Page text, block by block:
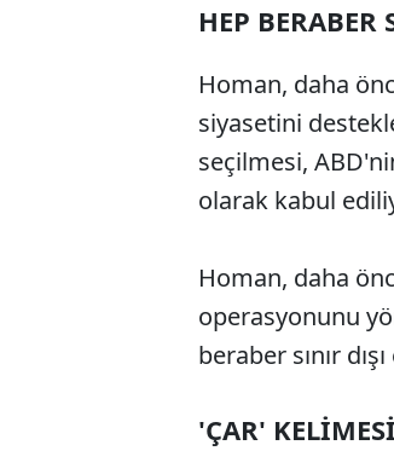
HEP
Homan, daha
siyasetini
seçilmesi,
olarak kabul
Homan, daha
operasyonunu
beraber sınır
'ÇAR'